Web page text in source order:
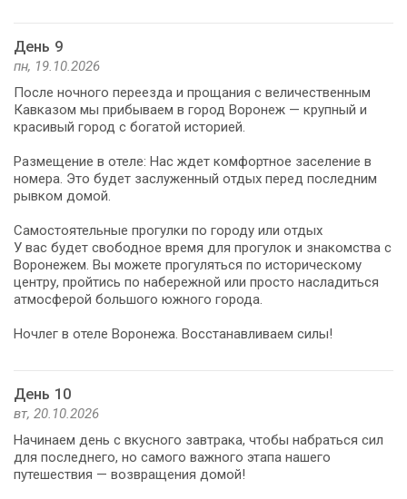
День 9
пн, 19.10.2026
После ночного переезда и прощания с величественным
Кавказом мы прибываем в город Воронеж — крупный и
красивый город с богатой историей.
Размещение в отеле: Нас ждет комфортное заселение в
номера. Это будет заслуженный отдых перед последним
рывком домой.
Самостоятельные прогулки по городу или отдых
У вас будет свободное время для прогулок и знакомства с
Воронежем. Вы можете прогуляться по историческому
центру, пройтись по набережной или просто насладиться
атмосферой большого южного города.
Ночлег в отеле Воронежа. Восстанавливаем силы!
День 10
вт, 20.10.2026
Начинаем день с вкусного завтрака, чтобы набраться сил
для последнего, но самого важного этапа нашего
путешествия — возвращения домой!